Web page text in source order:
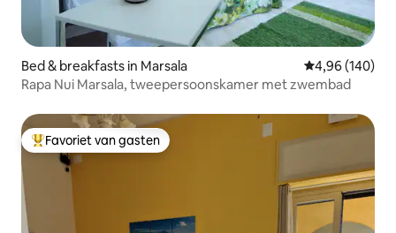
Bed & breakfasts in Marsala Gemiddelde
4,96 (140)
Rapa Nui Marsala, tweepersoonskamer met zwembad
Topfavoriet van gasten
Favoriet van gasten